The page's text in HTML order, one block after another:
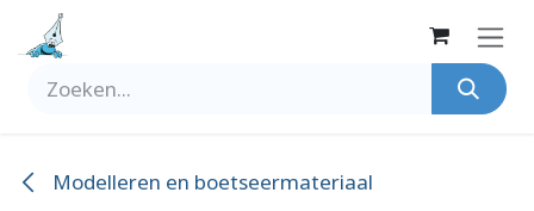
Overslaan naar inhoud
Modelleren en boetseermateriaal